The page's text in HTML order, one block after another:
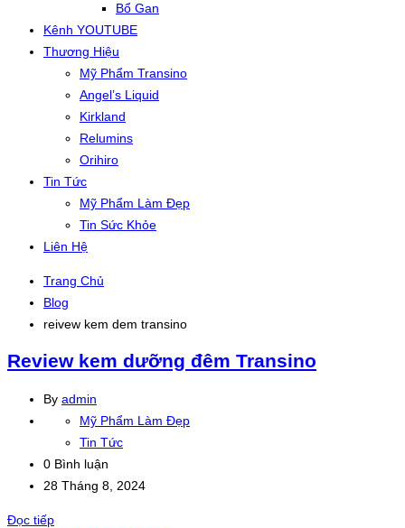
Bổ Gan
Kênh YOUTUBE
Thương Hiệu
Mỹ Phẩm Transino
Angel’s Liquid
Kirkland
Relumins
Orihiro
Tin Tức
Mỹ Phẩm Làm Đẹp
Tin Sức Khỏe
Liên Hệ
Trang Chủ
Blog
reivew kem dem transino
Review kem dưỡng đêm Transino
By admin
Mỹ Phẩm Làm Đẹp
Tin Tức
0 Bình luận
28 Tháng 8, 2024
Đọc tiếp